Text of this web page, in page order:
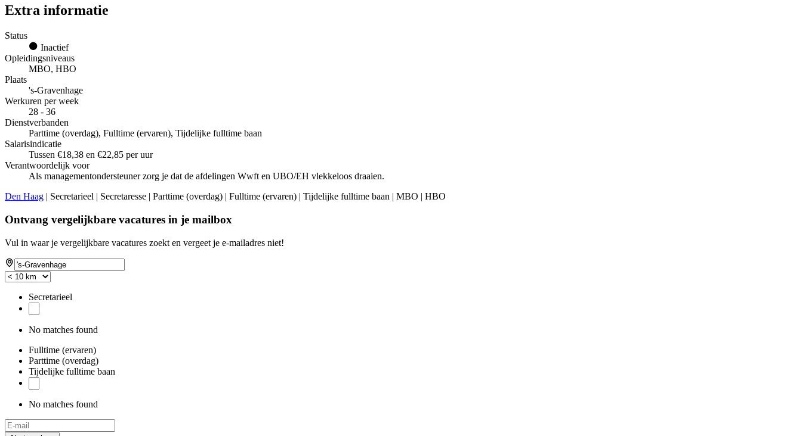
Extra informatie
Status
Inactief
Opleidingsniveaus
MBO, HBO
Plaats
's-Gravenhage
Werkuren per week
28 - 36
Dienstverbanden
Parttime (overdag), Fulltime (ervaren), Tijdelijke fulltime baan
Salarisindicatie
Tussen €18,38 en €22,85 per uur
Verantwoordelijk voor
Als managementondersteuner zorg je dat de afdelingen Wwft en UBO/EH vlekkeloos draaien.
Den Haag | Secretarieel | Secretaresse | Parttime (overdag) | Fulltime (ervaren) | Tijdelijke fulltime baan | MBO | HBO
Ontvang vergelijkbare vacatures in je mailbox
Vul in waar je vergelijkbare vacatures zoekt en vergeet je e-mailadres niet!
Secretarieel
No matches found
Fulltime (ervaren)
Parttime (overdag)
Tijdelijke fulltime baan
No matches found